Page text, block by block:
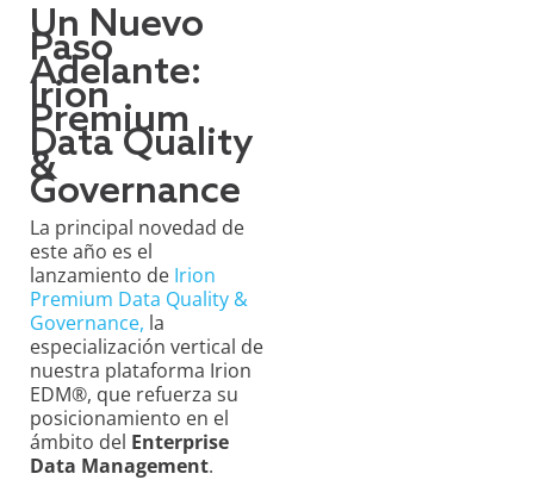
Un Nuevo
Paso
Adelante:
Irion
Premium
Data Quality
&
Governance
La principal novedad de
este año es el
lanzamiento de Irion
Premium Data Quality &
Governance, la
especialización vertical de
nuestra plataforma Irion
EDM®, que refuerza su
posicionamiento en el
ámbito del Enterprise
Data Management.